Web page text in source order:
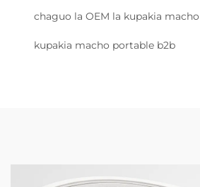
chaguo la OEM la kupakia macho
kupakia macho portable b2b